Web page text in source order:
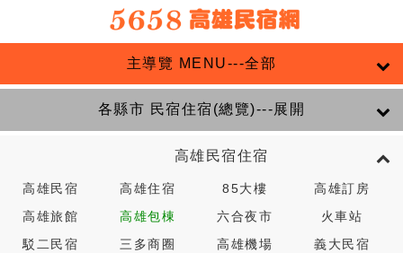
主導覽 MENU---全部
各縣市 民宿住宿(總覽)---展開
高雄民宿住宿
高雄民宿 高雄住宿 85大樓 高雄訂房
高雄旅館 高雄包棟 六合夜市 火車站
駁二民宿 三多商圈 高雄機場 義大民宿